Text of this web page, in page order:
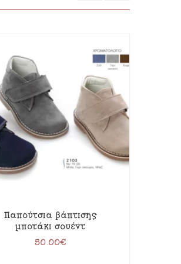
Παπούτσια βάπτισης
μποτάκι σουέντ
50.00€